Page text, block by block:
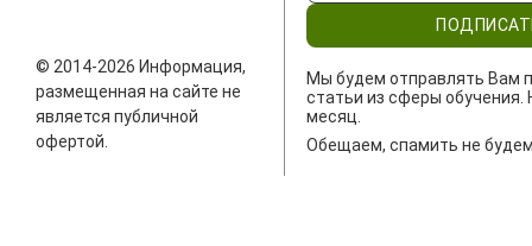
© 2014-2026 Информация,
размещенная на сайте не
является публичной
офертой.
Мы будем отправлять Вам
статьи из сферы обучения.
месяц.
Обещаем, спамить не